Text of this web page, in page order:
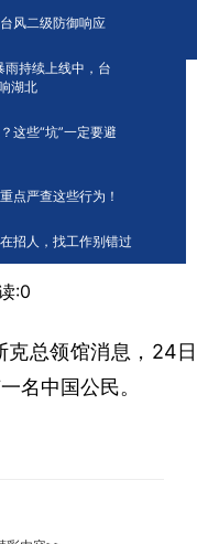
风二级防御响应
持续上线中，台
湖北
这些“坑”一定要避
点严查这些行为！
招人，找工作别错过
一名中国
:0
克总领馆消息，24日
名中国公民。